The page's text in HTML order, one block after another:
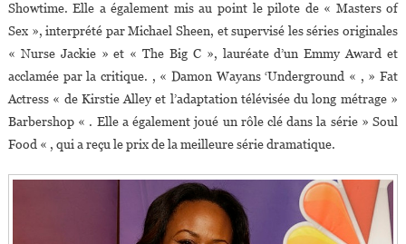
Showtime. Elle a également mis au point le pilote de « Masters of
Sex », interprété par Michael Sheen, et supervisé les séries originales
« Nurse Jackie » et « The Big C », lauréate d’un Emmy Award et
acclamée par la critique. , « Damon Wayans ‘Underground « , » Fat
Actress « de Kirstie Alley et l’adaptation télévisée du long métrage »
Barbershop « . Elle a également joué un rôle clé dans la série » Soul
Food « , qui a reçu le prix de la meilleure série dramatique.